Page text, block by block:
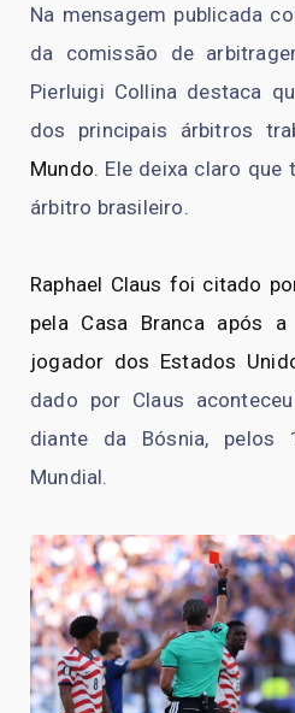
Na mensagem publicada
da comissão de
Pierluigi Collina destaca
dos principais árbitros
Mundo. Ele deixa claro que
árbitro brasileiro.
Raphael Claus foi citado
pela Casa Branca após a
jogador dos Estados
dado por Claus
diante da Bósnia,
Mundial.